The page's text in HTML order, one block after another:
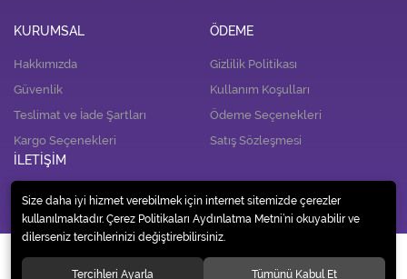
KURUMSAL
Hakkımızda
Güvenlik
Teslimat ve İade Şartları
Kargo Seçenekleri
ÖDEME
Gizlilik Politikası
Kullanım Koşulları
Ödeme Seçenekleri
Satış Sözleşmesi
İLETİŞİM
İletişim
Size daha iyi hizmet verebilmek için internet sitemizde çerezler
kullanılmaktadır. Çerez Politikaları Aydınlatma Metni’ni okuyabilir ve
dilerseniz tercihlerinizi değiştirebilirsiniz.
Tercihleri Ayarla Tümünü Kabul Et